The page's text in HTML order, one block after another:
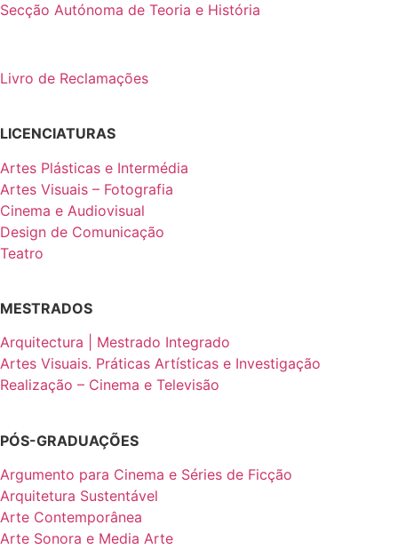
Secção Autónoma de Teoria e História
Livro de Reclamações
LICENCIATURAS
Artes Plásticas e Intermédia
Artes Visuais – Fotografia
Cinema e Audiovisual
Design de Comunicação
Teatro
MESTRADOS
Arquitectura | Mestrado Integrado
Artes Visuais. Práticas Artísticas e Investigação
Realização – Cinema e Televisão
PÓS-GRADUAÇÕES
Argumento para Cinema e Séries de Ficção
Arquitetura Sustentável
Arte Contemporânea
Arte Sonora e Media Arte